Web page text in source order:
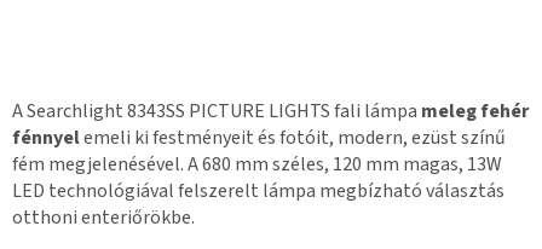
A Searchlight 8343SS PICTURE LIGHTS fali lámpa meleg fehér
fénnyelemeli ki festményeit és fotóit, modern, ezüst színű
fém megjelenésével. A 680 mm széles, 120 mm magas, 13W
LED technológiával felszerelt lámpa megbízható választás
otthoni enteriőrökbe.